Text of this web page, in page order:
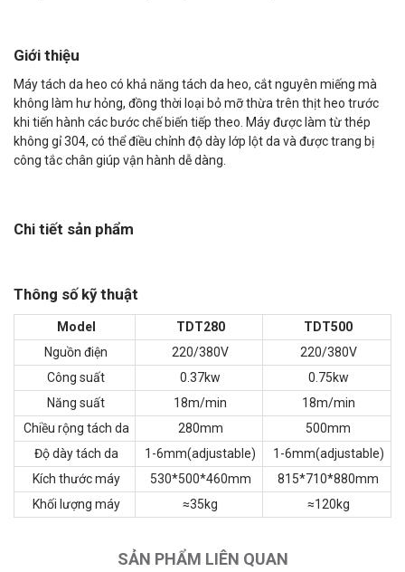
Giới thiệu
Máy tách da heo có khả năng tách da heo, cắt nguyên miếng mà
không làm hư hỏng, đồng thời loại bỏ mỡ thừa trên thịt heo trước
khi tiến hành các bước chế biến tiếp theo. Máy được làm từ thép
không gỉ 304, có thể điều chỉnh độ dày lớp lột da và được trang bị
công tắc chân giúp vận hành dễ dàng.
Chi tiết sản phẩm
Thông số kỹ thuật
Model TDT280
TDT500
Nguồn điện
220/380V
220/380V
Công suất
0.37kw
0.75kw
Năng suất
18m/min
18m/min
Chiều rộng tách da
280mm
500mm
Độ dày tách da
1-6mm(adjustable)
1-6mm(adjustable)
Kích thước máy
530*500*460mm
815*710*880mm
Khối lượng máy
≈35kg ≈120kg
SẢN PHẨM LIÊN QUAN